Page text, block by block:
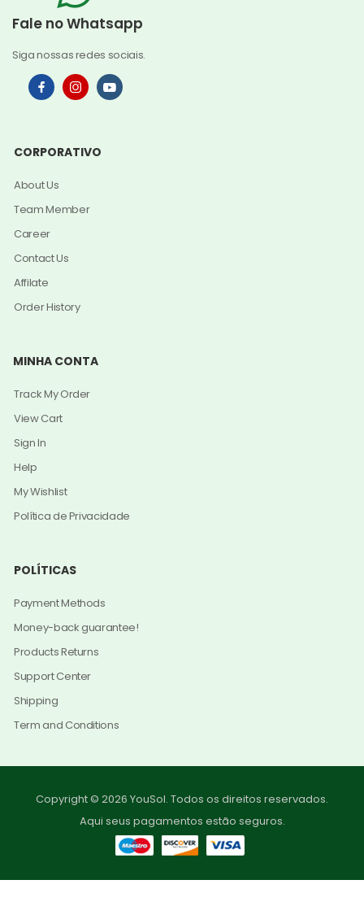
Fale no Whatsapp
Siga nossas redes sociais.
CORPORATIVO
About Us
Team Member
Career
Contact Us
Affilate
Order History
MINHA CONTA
Track My Order
View Cart
Sign In
Help
My Wishlist
Política de Privacidade
POLÍTICAS
Payment Methods
Money-back guarantee!
Products Returns
Support Center
Shipping
Term and Conditions
Copyright © 2026 YouSol. Todos os direitos reservados.
Aqui seus pagamentos estão seguros.